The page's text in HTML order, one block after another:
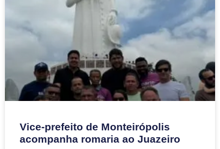
Vice-prefeito de Monteirópolis
acompanha romaria ao Juazeiro